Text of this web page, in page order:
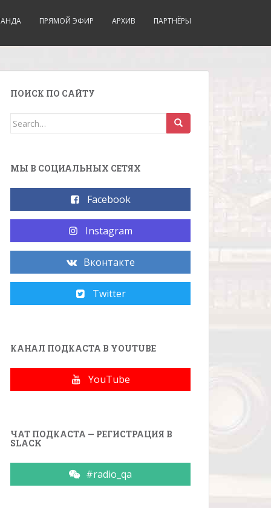
ПРЯМОЙ ЭФИР АРХИВ ПАРТНЁРЫ
ПОИСК ПО САЙТУ
Search for:
МЫ В СОЦИАЛЬНЫХ СЕТЯХ
Facebook
Instagram
Вконтакте
Twitter
КАНАЛ ПОДКАСТА В YOUTUBE
YouTube
ЧАТ ПОДКАСТА — РЕГИСТРАЦИЯ В
SLACK
#radio_qa